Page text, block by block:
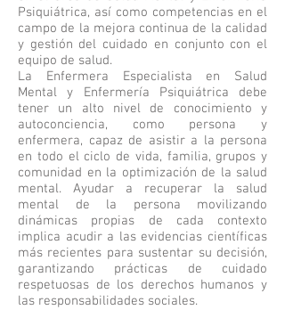
Psiquiátrica, así como competencias en el
campo de la mejora continua de la calidad
y gestión del cuidado en conjunto con el
equipo de salud.
La Enfermera Especialista en Salud
Mental y Enfermería Psiquiátrica debe
tener un alto nivel de conocimiento y
autoconciencia, como persona y
enfermera, capaz de asistir a la persona
en todo el ciclo de vida, familia, grupos y
comunidad en la optimización de la salud
mental. Ayudar a recuperar la salud
mental de la persona movilizando
dinámicas propias de cada contexto
implica acudir a las evidencias científicas
más recientes para sustentar su decisión,
garantizando prácticas de cuidado
respetuosas de los derechos humanos y
las responsabilidades sociales.